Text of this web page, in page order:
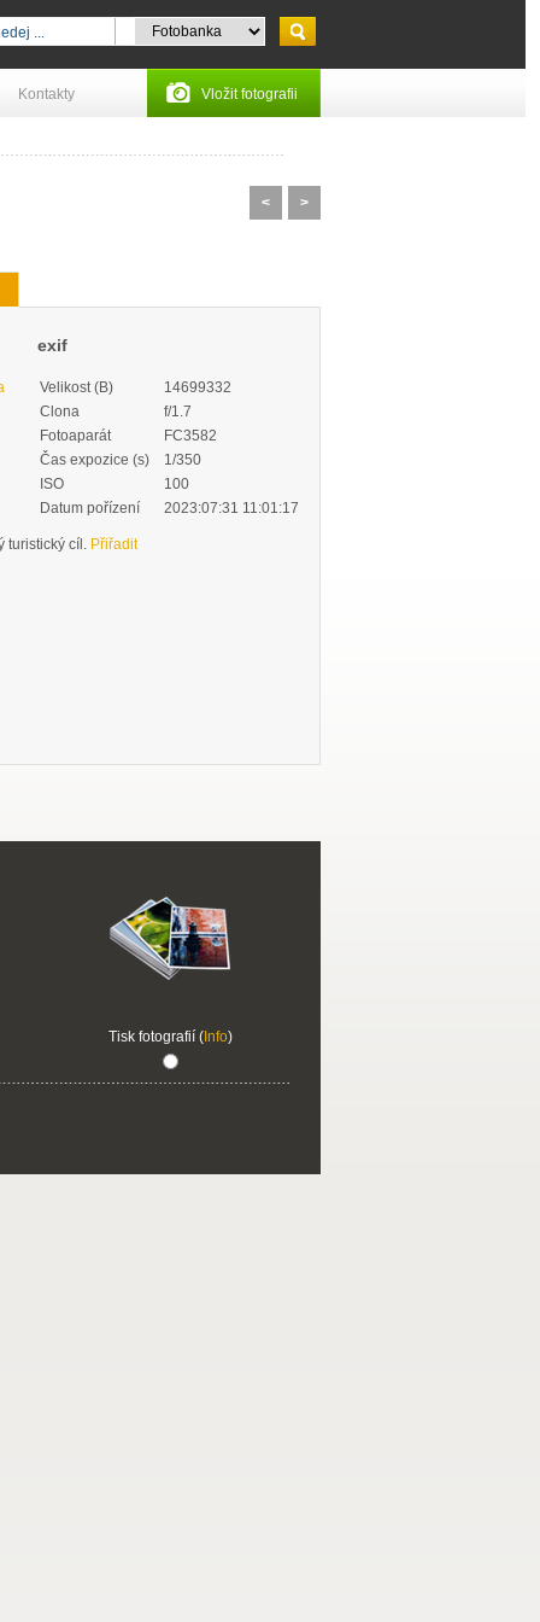
Kontakty Vložit fotografii
< >
exif
Velikost (B)
14699332
Clona
f/1.7
Fotoaparát
FC3582
Čas expozice (s)
1/350
ISO
100
Datum pořízení
2023:07:31 11:01:17
turistický cíl. Přiřadit
Tisk fotografií (Info)